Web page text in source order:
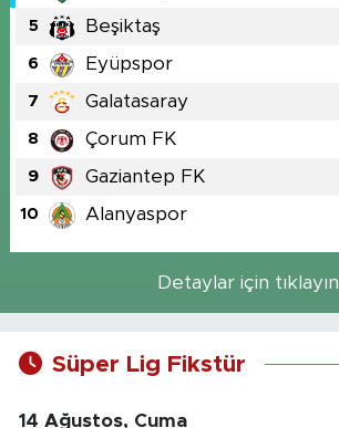
5 Beşiktaş
6 Eyüpspor
7 Galatasaray
8 Çorum FK
9 Gaziantep FK
10 Alanyaspor
Detaylar için tıklayın
Süper Lig Fikstür
14 Ağustos, Cuma